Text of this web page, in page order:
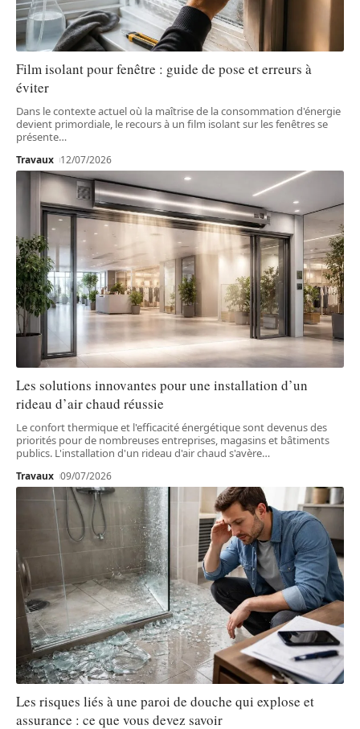
Film isolant pour fenêtre : guide de pose et erreurs à
éviter
Dans le contexte actuel où la maîtrise de la consommation d'énergie
devient primordiale, le recours à un film isolant sur les fenêtres se
présente…
Travaux 12/07/2026
Les solutions innovantes pour une installation d’un
rideau d’air chaud réussie
Le confort thermique et l'efficacité énergétique sont devenus des
priorités pour de nombreuses entreprises, magasins et bâtiments
publics. L'installation d'un rideau d'air chaud s'avère…
Travaux 09/07/2026
Les risques liés à une paroi de douche qui explose et
assurance : ce que vous devez savoir